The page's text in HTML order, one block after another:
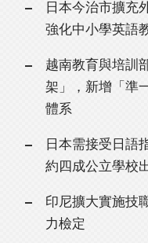
日本今治市擴充
強化中小學英語
越南教育與培訓
架」，新增「準
體系
日本需接受日語
約四成公立學校
印尼擴大實施技
力檢定